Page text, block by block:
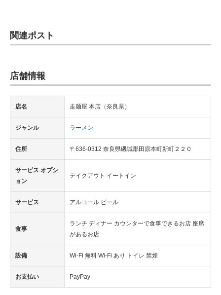
ちょっと気になるネットの話題
関連ポスト
店舗情報
店名 走麺屋 本店（奈良県）
ジャンル ラーメン
住所 〒636-0312 奈良県磯城郡田原本町新町２２０
サービス オプシ
ョン
テイクアウト イートイン
サービス アルコール ビール
食事
ランチ ディナー カウンターで食事できるお店 座席
があるお店
設備 Wi-Fi 無料 Wi-Fi あり トイレ 禁煙
お支払い PayPay